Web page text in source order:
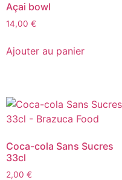
Açai bowl
14,00 €
Ajouter au panier
Coca-cola Sans Sucres
33cl
2,00 €